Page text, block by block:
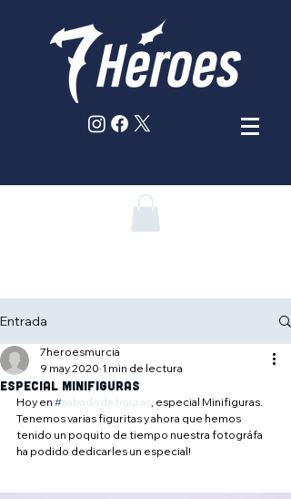
Entrada
Especial minifiguras
7heroesmurcia
9 may 2020 1 min de lectura
Hoy en #sábadodefiguras, especial Minifiguras.
Tenemos varias figuritas y ahora que hemos
tenido un poquito de tiempo nuestra fotográfa
ha podido dedicarles un especial!